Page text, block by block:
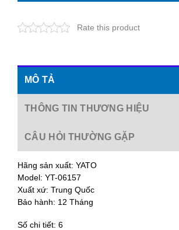
Rate this product
MÔ TẢ
THÔNG TIN THƯƠNG HIỆU
CÂU HỎI THƯỜNG GẶP
Hãng sản xuất: YATO
Model: YT-06157
Xuất xứ: Trung Quốc
Bảo hành: 12 Tháng
Số chi tiết: 6